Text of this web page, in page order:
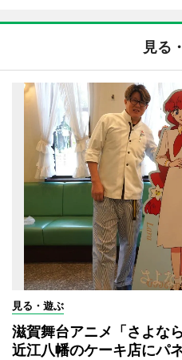
見る
見る・遊ぶ
滋賀舞台アニメ「さよな
近江八幡のケーキ店にパ